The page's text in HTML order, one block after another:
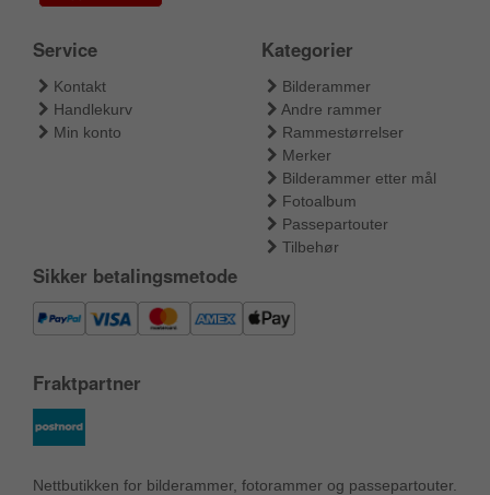
Service
Kontakt
Handlekurv
Min konto
Kategorier
Bilderammer
Andre rammer
Rammestørrelser
Merker
Bilderammer etter mål
Fotoalbum
Passepartouter
Tilbehør
Sikker betalingsmetode
Fraktpartner
Nettbutikken for bilderammer, fotorammer og passepartouter.